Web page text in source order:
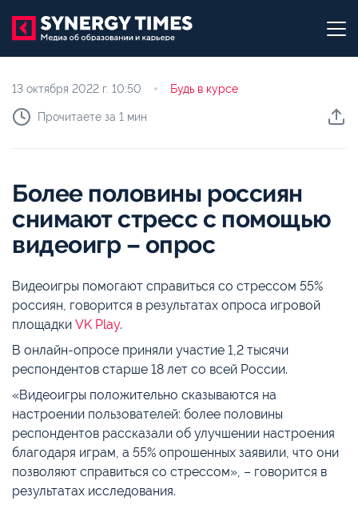
13 октября 2022 г. 10:50 Будь в курсе
Прочитаете за 1 мин
Более половины россиян
снимают стресс с помощью
видеоигр – опрос
Видеоигры помогают справиться со стрессом 55%
россиян, говорится в результатах опроса игровой
площадки VK Play.
В онлайн-опросе приняли участие 1,2 тысячи
респондентов старше 18 лет со всей России.
«Видеоигры положительно сказываются на
настроении пользователей: более половины
респондентов рассказали об улучшении настроения
благодаря играм, а 55% опрошенных заявили, что они
позволяют справиться со стрессом», – говорится в
результатах исследования.